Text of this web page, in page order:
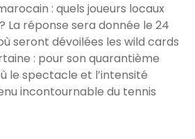
: quels joueurs locaux
réponse sera donnée le 24
seront dévoilées les wild cards
: pour son quarantième
le spectacle et l’intensité
incontournable du tennis